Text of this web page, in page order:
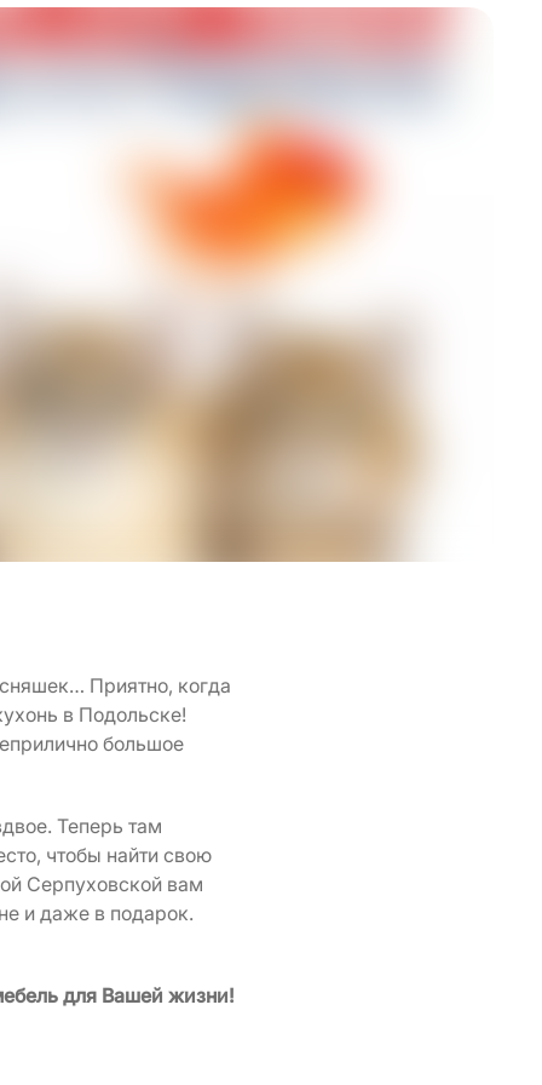
Приятно, когда
в Подольске!
большое
Теперь там
чтобы найти свою
Серпуховской вам
и даже в подарок.
для Вашей жизни!